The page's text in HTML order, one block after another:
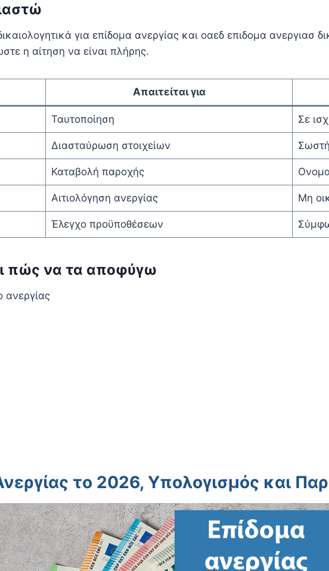
για επίδομα ανεργίας και οαεδ επιδομα ανεργιασ
η αίτηση να είναι πλήρης.
Απαιτείται για
Ταυτοποίηση Σε
Διασταύρωση στοιχείων
Καταβολή παροχής
Αιτιολόγηση ανεργίας Μη
Έλεγχο προϋποθέσεων
πώς να τα αποφύγω
το 2026, Υπολογισμός και